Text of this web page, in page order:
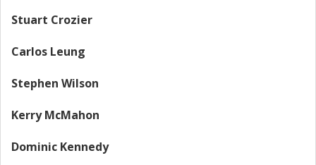
Stuart Crozier
Carlos Leung
Stephen Wilson
Kerry McMahon
Dominic Kennedy